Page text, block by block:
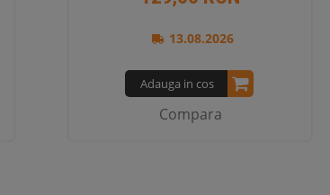
13.08.2026
Adauga in cos
Compara